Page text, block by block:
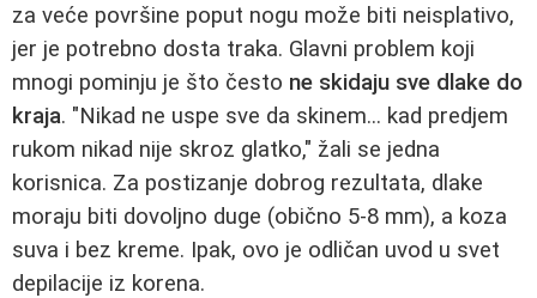
za veće površine poput nogu može biti neisplativo,
jer je potrebno dosta traka. Glavni problem koji
mnogi pominju je što često ne skidaju sve dlake do
kraja. "Nikad ne uspe sve da skinem... kad predjem
rukom nikad nije skroz glatko," žali se jedna
korisnica. Za postizanje dobrog rezultata, dlake
moraju biti dovoljno duge (obično 5-8 mm), a koza
suva i bez kreme. Ipak, ovo je odličan uvod u svet
depilacije iz korena.